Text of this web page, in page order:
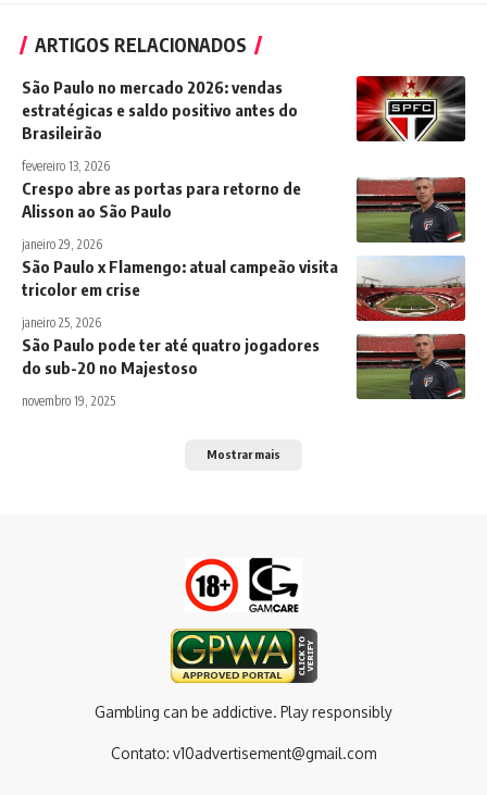
ARTIGOS RELACIONADOS
São Paulo no mercado 2026: vendas
estratégicas e saldo positivo antes do
Brasileirão
fevereiro 13, 2026
Crespo abre as portas para retorno de
Alisson ao São Paulo
janeiro 29, 2026
São Paulo x Flamengo: atual campeão visita
tricolor em crise
janeiro 25, 2026
São Paulo pode ter até quatro jogadores
do sub-20 no Majestoso
novembro 19, 2025
Mostrar mais
Gambling can be addictive. Play responsibly
Contato: v10advertisement@gmail.com